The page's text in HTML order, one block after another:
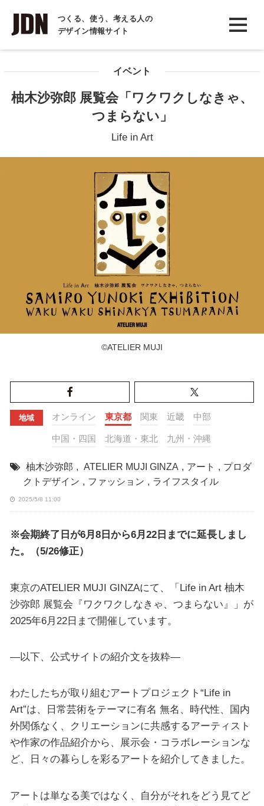
つくる、使う、考える人の
デザイン情報サイト
INTERVIEW
インタビュー
COLUMN
イベント
柚木沙弥郎 展覧会「ワクワクしなきゃ、
つまらない」
Life in Art
©︎ATELIER MUJI
地域 オンライン 東京都 関東 近畿 中部
中国・四国 北海道・東北 九州・沖縄
柚木沙弥郎 , ATELIER MUJI GINZA , アート , プロダ
クトデザイン , ファッション , ライフスタイル
2025/5/8 11:00
※会期終了日が6月8日から6月22日までに延長しまし
た。（5/26修正）
東京のATELIER MUJI GINZAにて、「Life in Art 柚木
沙弥郎 展覧会『ワクワクしなきゃ、つまらない』」が
2025年6月22日まで開催しています。
—以下、公式サイトの紹介文を抜粋—
わたしたちが取り組むアートプロジェクト“Life in
Art”は、日常芸術をテーマに有名 無名、時代性、国内
外関係なく、クリエーションに共感するアーティスト
や作家の作品紹介から、展示会・コラボレーションな
ど、日々の暮らしを彩るアートを紹介してきました。
アートは単なる美ではなく、自分がそれをどう見てど